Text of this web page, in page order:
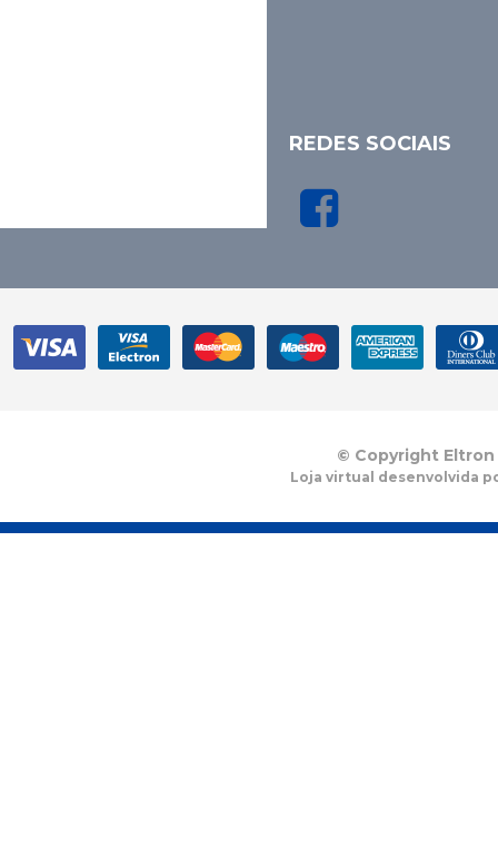
REDES SOCIAIS
© Copyright Eltron
Loja virtual desenvolvida